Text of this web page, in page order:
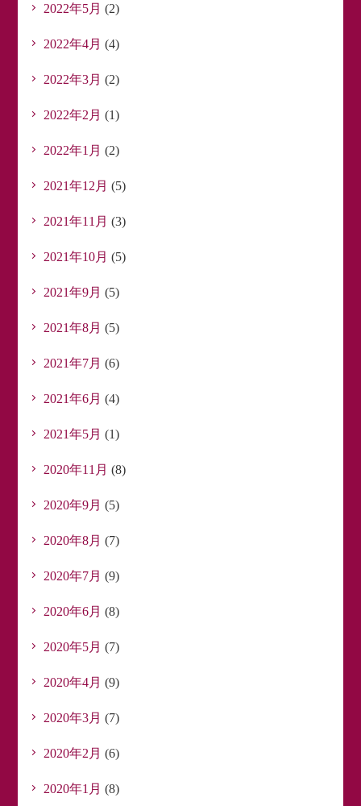
2022年5月 (2)
2022年4月 (4)
2022年3月 (2)
2022年2月 (1)
2022年1月 (2)
2021年12月 (5)
2021年11月 (3)
2021年10月 (5)
2021年9月 (5)
2021年8月 (5)
2021年7月 (6)
2021年6月 (4)
2021年5月 (1)
2020年11月 (8)
2020年9月 (5)
2020年8月 (7)
2020年7月 (9)
2020年6月 (8)
2020年5月 (7)
2020年4月 (9)
2020年3月 (7)
2020年2月 (6)
2020年1月 (8)